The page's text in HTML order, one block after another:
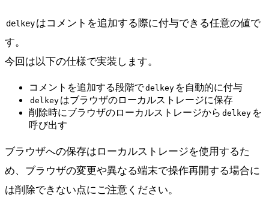
delkeyはコメントを追加する際に付与できる任意の値で
す。
今回は以下の仕様で実装します。
コメントを追加する段階でdelkey を自動的に付与
delkey はブラウザのローカルストレージに保存
削除時にブラウザのローカルストレージから delkey を
呼び出す
ブラウザへの保存はローカルストレージを使用するた
め、ブラウザの変更や異なる端末で操作再開する場合に
は削除できない点にご注意ください。